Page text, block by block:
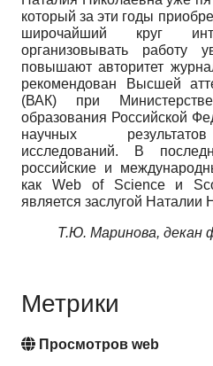
который за эти годы
широчайший круг
организовывать работу
повышают авторитет
рекомендован Высшей
(ВАК) при
образования Российской
научных
исследований. В
российские и
как Web of Science и
является заслугой Наталии
Т.Ю. Маринова, декан
Метрики
Просмотров web